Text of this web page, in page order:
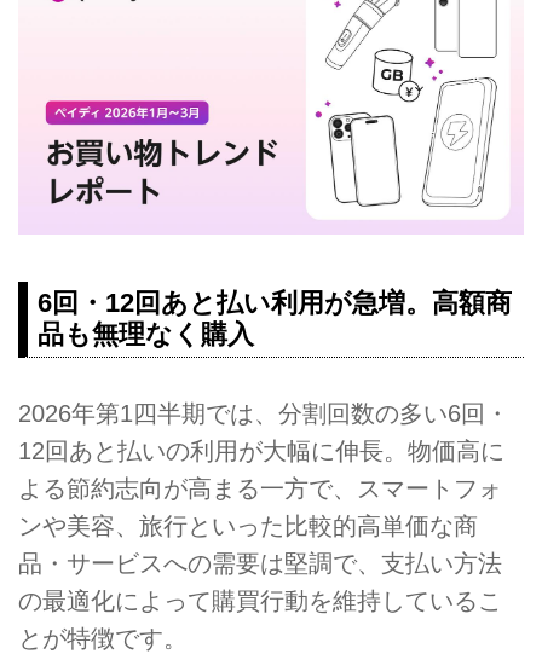
6回・12回あと払い利用が急増。高額商
品も無理なく購入
2026年第1四半期では、分割回数の多い6回・
12回あと払いの利用が大幅に伸長。物価高に
よる節約志向が高まる一方で、スマートフォ
ンや美容、旅行といった比較的高単価な商
品・サービスへの需要は堅調で、支払い方法
の最適化によって購買行動を維持しているこ
とが特徴です。